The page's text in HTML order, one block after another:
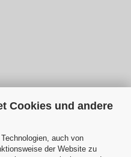
Cookies und andere
auch von
der Website zu